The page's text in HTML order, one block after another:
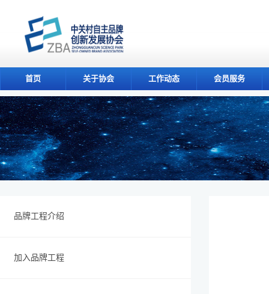
首页 关于协会 工作动态 会员服务
品牌工程介绍
加入品牌工程